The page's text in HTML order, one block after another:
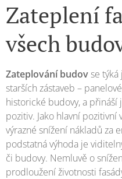
Zateplení
všech
Zateplování budov se
starších zástaveb –
historické budovy, a
pozitiv. Jako hlavní
výrazné snížení nákladů za
podstatná výhoda je
či budovy. Nemluvě o
prodloužení životnosti